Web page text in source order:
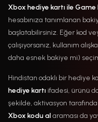
Xbox hediye kartı ile Game
hesabınıza tanımlanan
başlatabilirsiniz. Eğer kod
çalışıyorsanız, kullanım
daha esnek bakiye mi)
Hindistan odaklı bir hediye
hediye kartı ifadesi, ürünü
şekilde, aktivasyon tarafında
Xbox kodu alaraması da